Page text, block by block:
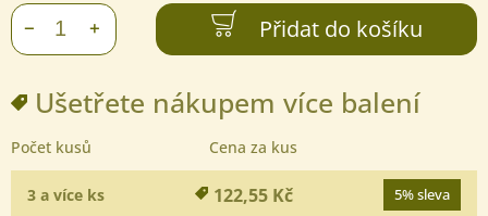
+
− Přidat do košíku
Ušetřete nákupem více balení
Počet kusů Cena za kus
3 a více ks 122,55 Kč 5% sleva